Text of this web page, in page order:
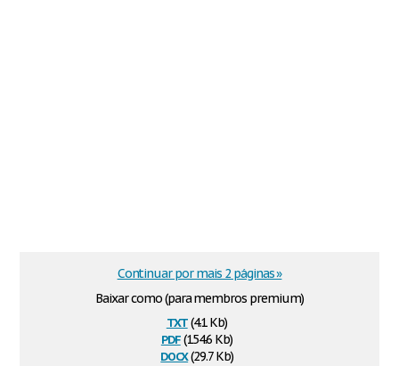
Baixar como (para membros premium)
txt(4.1 Kb)
pdf(154.6 Kb)
docx(29.7 Kb)
Continuar por mais 2 páginas »